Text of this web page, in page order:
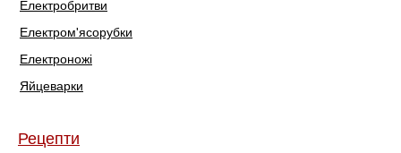
Електробритви
Електром'ясорубки
Електроножі
Яйцеварки
Рецепти